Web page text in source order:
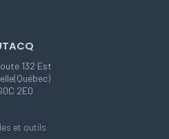
132 Est
2E0
et outils